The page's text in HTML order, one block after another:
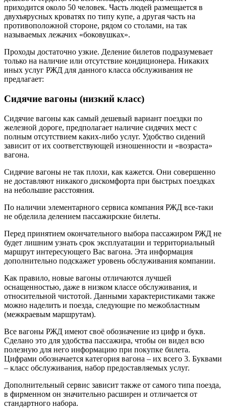
приходится около 50 человек. Часть людей размещается в
двухъярусных кроватях по типу купе, а другая часть на
противоположной стороне, рядом со столами, на так
называемых лежачих «боковушках».
Проходы достаточно узкие. Деление билетов подразумевает
только на наличие или отсутствие кондиционера. Никаких
иных услуг РЖД для данного класса обслуживания не
предлагает:
Сидячие вагоны (низкий класс)
Сидячие вагоны как самый дешевый вариант поездки по
железной дороге, предполагает наличие сидячих мест с
полным отсутствием каких-либо услуг. Удобство сидений
зависит от их соответствующей изношенности и «возраста»
вагона.
Сидячие вагоны не так плохи, как кажется. Они совершенно
не доставляют никакого дискомфорта при быстрых поездках
на небольшие расстояния.
По наличии элементарного сервиса компания РЖД все-таки
не обделила делением пассажирские билеты.
Перед принятием окончательного выбора пассажиром РЖД не
будет лишним узнать срок эксплуатации и территориальный
маршрут интересующего Вас вагона. Эта информация
дополнительно подскажет уровень обслуживания компании.
Как правило, новые вагоны отличаются лучшей
оснащенностью, даже в низком классе обслуживания, и
относительной чистотой. Данными характеристиками также
можно наделить и поезда, следующие по межобластным
(межкраевым маршрутам).
Все вагоны РЖД имеют своё обозначение из цифр и букв.
Сделано это для удобства пассажира, чтобы он видел всю
полезную для него информацию при покупке билета.
Цифрами обозначается категория вагона – их всего 3. Буквами
– класс обслуживания, набор предоставляемых услуг.
Дополнительный сервис зависит также от самого типа поезда,
в фирменном он значительно расширен и отличается от
стандартного набора.